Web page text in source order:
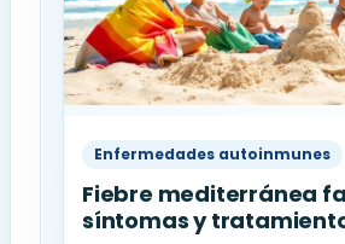
Enfermedades autoinmunes
Fiebre mediterránea
síntomas y